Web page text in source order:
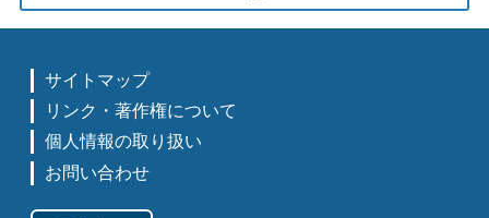
サイトマップ
リンク・著作権について
個人情報の取り扱い
お問い合わせ